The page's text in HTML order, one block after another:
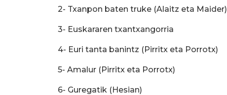
2- Txanpon baten truke (Alaitz eta Maider)
3- Euskararen txantxangorria
4- Euri tanta banintz (Pirritx eta Porrotx)
5- Amalur (Pirritx eta Porrotx)
6- Guregatik (Hesian)